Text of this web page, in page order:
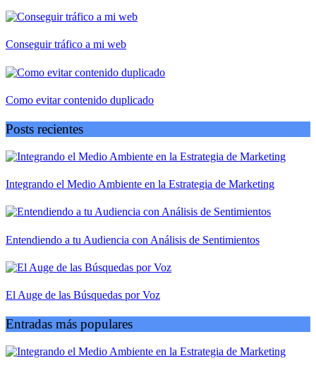
Conseguir tráfico a mi web
Como evitar contenido duplicado
Posts recientes
Integrando el Medio Ambiente en la Estrategia de Marketing
Entendiendo a tu Audiencia con Análisis de Sentimientos
El Auge de las Búsquedas por Voz
Entradas más populares